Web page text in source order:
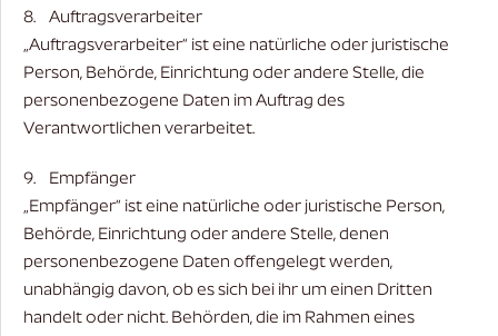
8. Auftragsverarbeiter
„Auftragsverarbeiter“ ist eine natürliche oder juristische
Person, Behörde, Einrichtung oder andere Stelle, die
personenbezogene Daten im Auftrag des
Verantwortlichen verarbeitet.
9. Empfänger
„Empfänger“ ist eine natürliche oder juristische Person,
Behörde, Einrichtung oder andere Stelle, denen
personenbezogene Daten offengelegt werden,
unabhängig davon, ob es sich bei ihr um einen Dritten
handelt oder nicht. Behörden, die im Rahmen eines